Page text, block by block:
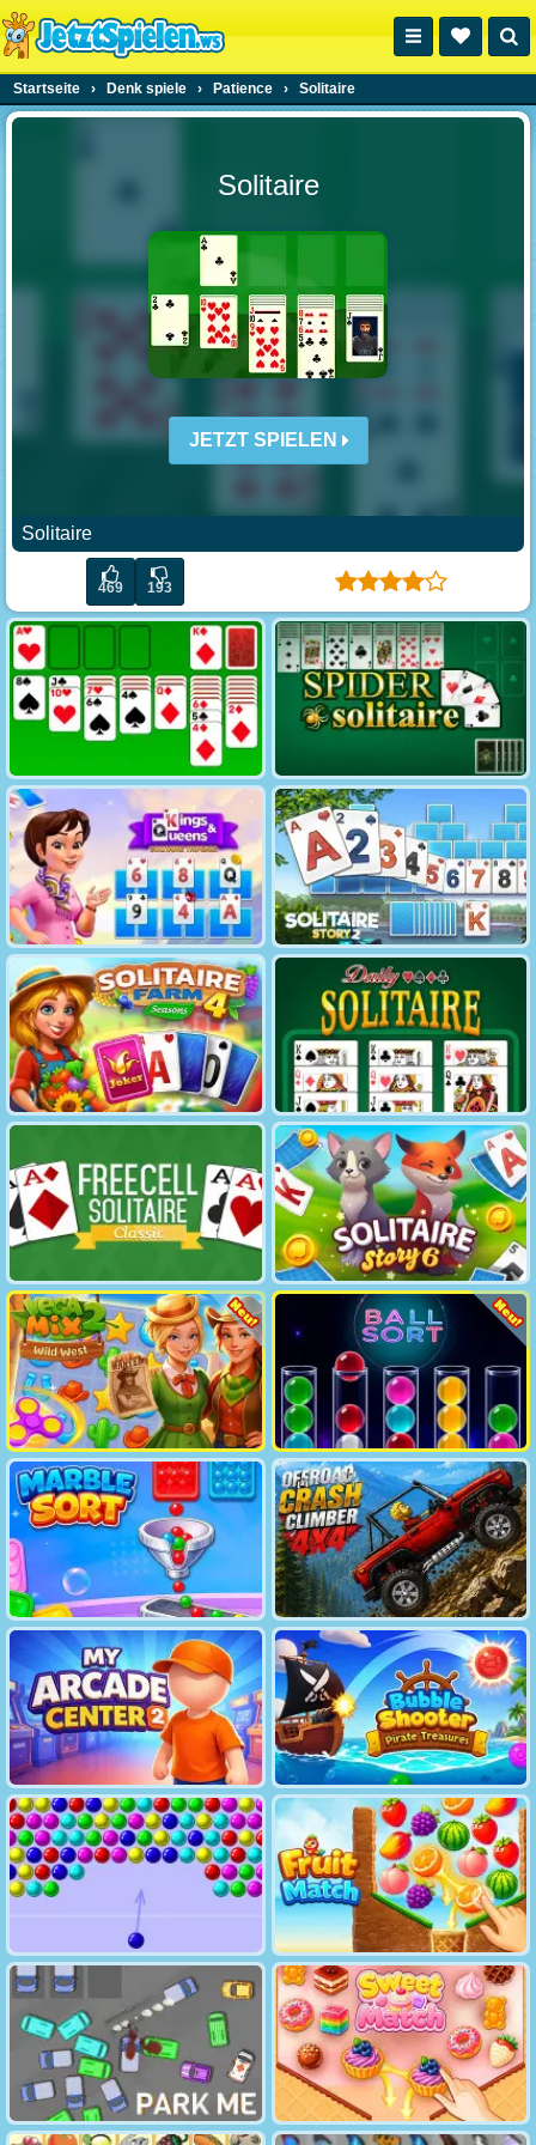
Startseite › Denk spiele › Patience › Solitaire
Solitaire
JETZT SPIELEN
Solitaire
469 193